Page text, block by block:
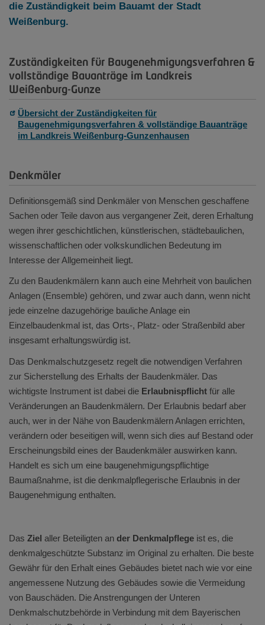
die Zuständigkeit beim Bauamt der Stadt
Weißenburg.
Zuständigkeiten für Baugenehmigungsverfahren &
vollständige Bauanträge im Landkreis
Weißenburg-Gunze
Übersicht der Zuständigkeiten für
Baugenehmigungsverfahren & vollständige Bauanträge
im Landkreis Weißenburg-Gunzenhausen
Denkmäler
Definitionsgemäß sind Denkmäler von Menschen geschaffene
Sachen oder Teile davon aus vergangener Zeit, deren Erhaltung
wegen ihrer geschichtlichen, künstlerischen, städtebaulichen,
wissenschaftlichen oder volkskundlichen Bedeutung im
Interesse der Allgemeinheit liegt.
Zu den Baudenkmälern kann auch eine Mehrheit von baulichen
Anlagen (Ensemble) gehören, und zwar auch dann, wenn nicht
jede einzelne dazugehörige bauliche Anlage ein
Einzelbaudenkmal ist, das Orts-, Platz- oder Straßenbild aber
insgesamt erhaltungswürdig ist.
Das Denkmalschutzgesetz regelt die notwendigen Verfahren
zur Sicherstellung des Erhalts der Baudenkmäler. Das
wichtigste Instrument ist dabei die Erlaubnispflicht für alle
Veränderungen an Baudenkmälern. Der Erlaubnis bedarf aber
auch, wer in der Nähe von Baudenkmälern Anlagen errichten,
verändern oder beseitigen will, wenn sich dies auf Bestand oder
Erscheinungsbild eines der Baudenkmäler auswirken kann.
Handelt es sich um eine baugenehmigungspflichtige
Baumaßnahme, ist die denkmalpflegerische Erlaubnis in der
Baugenehmigung enthalten.
Das Ziel aller Beteiligten an der Denkmalpflege ist es, die
denkmalgeschützte Substanz im Original zu erhalten. Die beste
Gewähr für den Erhalt eines Gebäudes bietet nach wie vor eine
angemessene Nutzung des Gebäudes sowie die Vermeidung
von Bauschäden. Die Anstrengungen der Unteren
Denkmalschutzbehörde in Verbindung mit dem Bayerischen